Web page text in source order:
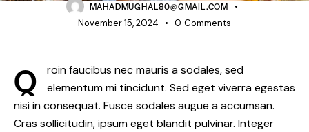
MAHADMUGHAL80@GMAIL.COM
November 15, 2024 0 Comments
Q
roin faucibus nec mauris a sodales, sed
elementum mi tincidunt. Sed eget viverra egestas
nisi in consequat. Fusce sodales augue a accumsan.
Cras sollicitudin, ipsum eget blandit pulvinar. Integer